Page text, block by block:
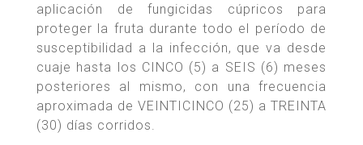
aplicación de fungicidas cúpricos para
proteger la fruta durante todo el período de
susceptibilidad a la infección, que va desde
cuaje hasta los CINCO (5) a SEIS (6) meses
posteriores al mismo, con una frecuencia
aproximada de VEINTICINCO (25) a TREINTA
(30) días corridos.